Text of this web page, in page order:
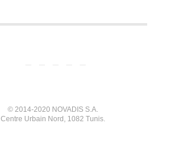
© 2014-2020 NOVADIS S.A.
Centre Urbain Nord, 1082 Tunis.